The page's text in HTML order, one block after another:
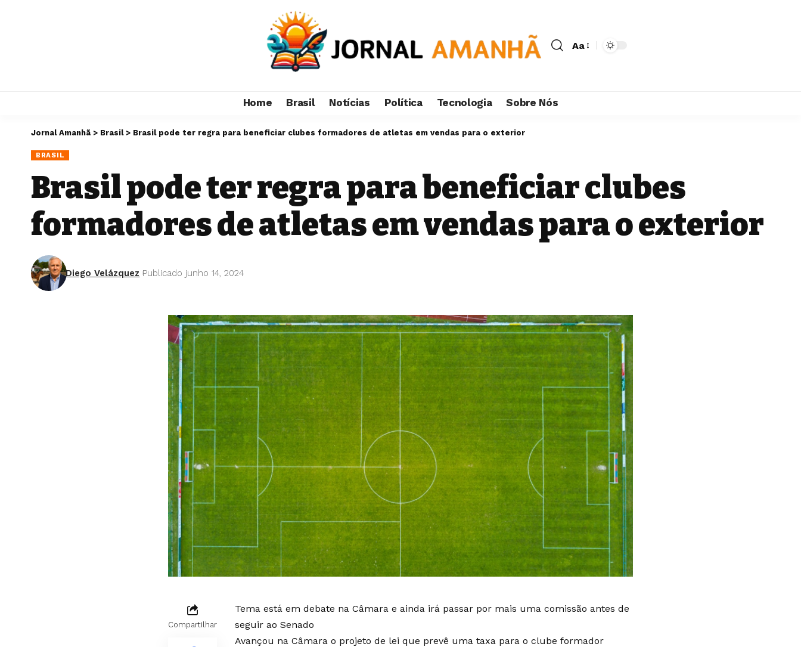
Aa
Home Brasil Notícias Política Tecnologia Sobre Nós
Jornal Amanhã > Brasil> Brasil pode ter regra para beneficiar clubes formadores de atletas em vendas para o exterior
BRASIL
Brasil pode ter regra para beneficiar clubes
formadores de atletas em vendas para o exterior
Diego Velázquez Publicado junho 14, 2024
Compartilhar
Tema está em debate na Câmara e ainda irá passar por mais uma comissão antes de
seguir ao Senado
Avançou na Câmara o projeto de lei que prevê uma taxa para o clube formador